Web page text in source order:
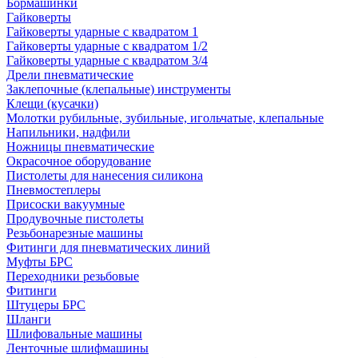
Бормашинки
Гайковерты
Гайковерты ударные с квадратом 1
Гайковерты ударные с квадратом 1/2
Гайковерты ударные с квадратом 3/4
Дрели пневматические
Заклепочные (клепальные) инструменты
Клещи (кусачки)
Молотки рубильные, зубильные, игольчатые, клепальные
Напильники, надфили
Ножницы пневматические
Окрасочное оборудование
Пистолеты для нанесения силикона
Пневмостеплеры
Присоски вакуумные
Продувочные пистолеты
Резьбонарезные машины
Фитинги для пневматических линий
Муфты БРС
Переходники резьбовые
Фитинги
Штуцеры БРС
Шланги
Шлифовальные машины
Ленточные шлифмашины